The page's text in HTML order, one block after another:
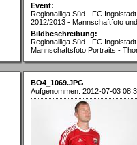
Event:
Regionalliga Süd - FC
2012/2013 - Mannschaftfoto
Bildbeschreibung:
Regionalliga Süd - FC
Mannschaftsfoto Portraits -
BO4_1069.JPG
Aufgenommen: 2012-07-03